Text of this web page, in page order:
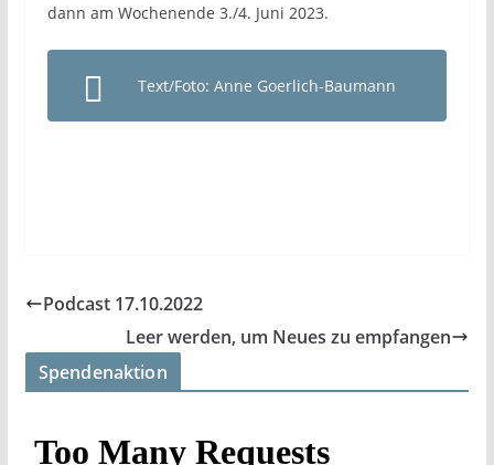
dann am Wochenende 3./4. Juni 2023.
Text/Foto: Anne Goerlich-Baumann
Podcast 17.10.2022
Leer werden, um Neues zu empfangen
Spendenaktion